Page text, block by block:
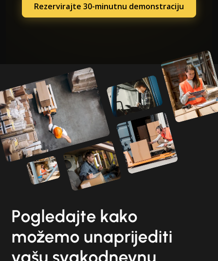
Rezervirajte 30-minutnu demonstraciju
Pogledajte kako
možemo unaprijediti
vašu svakodnevnu